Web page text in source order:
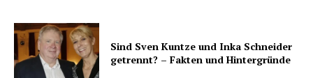
Sind Sven Kuntze und Inka Schneider
getrennt? – Fakten und Hintergründe